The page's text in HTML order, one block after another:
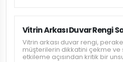
Vitrin Arkası Duvar Rengi
Vitrin arkası duvar rengi,
müşterilerin dikkatini çekme ve
etkileme açısından kritik bir